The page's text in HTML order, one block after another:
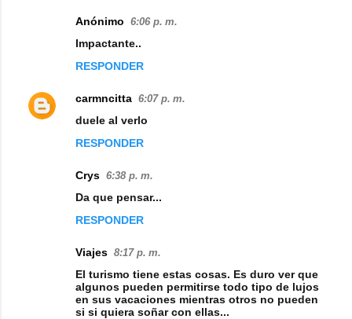
e
n
Anónimo 6:06 p. m.
Impactante..
RESPONDER
carmncitta 6:07 p. m.
duele al verlo
RESPONDER
Crys 6:38 p. m.
Da que pensar...
RESPONDER
Viajes 8:17 p. m.
El turismo tiene estas cosas. Es duro ver que
algunos pueden permitirse todo tipo de lujos
en sus vacaciones mientras otros no pueden
si si quiera soñar con ellas...